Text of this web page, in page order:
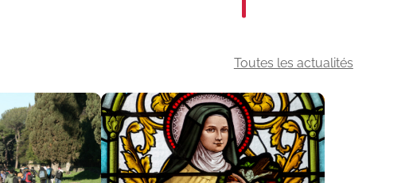
Toutes les actualités